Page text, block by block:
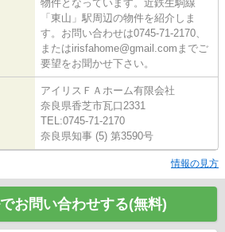
物件となっています。近鉄生駒線
「東山」駅周辺の物件を紹介しま
す。お問い合わせは0745-71-2170、
またはirisfahome@gmail.comまでご
要望をお聞かせ下さい。
アイリスＦＡホーム有限会社
奈良県香芝市瓦口2331
TEL:0745-71-2170
奈良県知事 (5) 第3590号
情報の見方
お問い合わせする(無料)